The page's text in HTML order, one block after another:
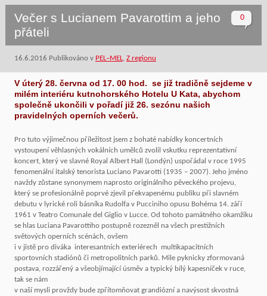
0
Večer s Lucianem Pavarottim a jeho
přáteli
16.6.2016 Publikováno v PEL–MEL, Z regionu
V úterý 28. června od 17. 00 hod. se již tradičně sejdeme v
milém interiéru kutnohorského Hotelu U Kata, abychom
společně ukončili v pořadí již 26. sezónu našich
pravidelných operních večerů.
Pro tuto výjimečnou příležitost jsem z bohaté nabídky koncertních
vystoupení věhlasných vokálních umělců zvolil vskutku reprezentativní
koncert, který ve slavné Royal Albert Hall (Londýn) uspořádal v roce 1995
fenomenální italský tenorista Luciano Pavarotti (1935 – 2007). Jeho jméno
navždy zůstane synonymem naprosto originálního pěveckého projevu,
který se profesionálně poprvé zjevil překvapenému publiku při slavném
debutu v lyrické roli básníka Rudolfa v Pucciniho opusu Bohéma 14. září
1961 v Teatro Comunale del Giglio v Lucce. Od tohoto památného okamžiku
se hlas Luciana Pavarottiho postupně rozezněl na všech prestižních
světových operních scénách, ovšem
i v jistě pro diváka interesantních exteriérech multikapacitních
sportovních stadiónů či metropolitních parků. Mile pyknicky zformovaná
postava, rozzářený a všeobjímající úsměv a typický bílý kapesníček v ruce,
tak se nám
v naší mysli provždy bude zpřítomňovat grandiózní a navýsost skvostná